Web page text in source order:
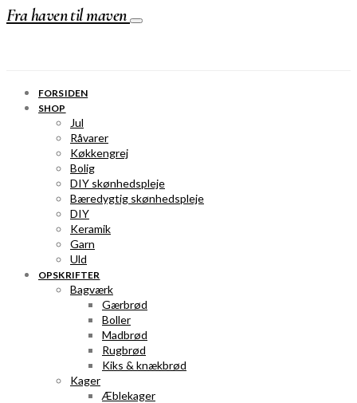
Fra haven til maven
FORSIDEN
SHOP
Jul
Råvarer
Køkkengrej
Bolig
DIY skønhedspleje
Bæredygtig skønhedspleje
DIY
Keramik
Garn
Uld
OPSKRIFTER
Bagværk
Gærbrød
Boller
Madbrød
Rugbrød
Kiks & knækbrød
Kager
Æblekager